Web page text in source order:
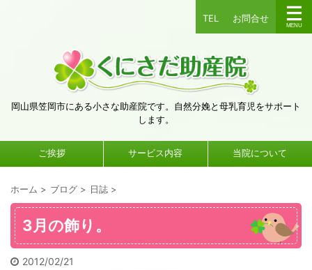
TEL お問合せ
岡山県笠岡市にある小さな助産院です。自然分娩と母乳育児をサポート
します。
ご挨拶 サービス内容 当院について
ホーム > ブログ > 日誌 >
3月の飾り。
2012/02/21